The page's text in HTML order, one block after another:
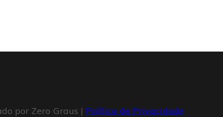
por Zero Graus | Política de Privacidade